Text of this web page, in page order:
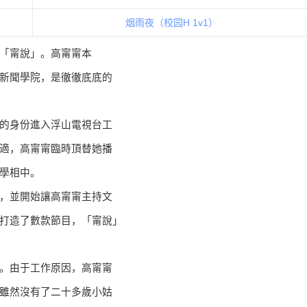
烟雨夜（校园H 1v1）
甯說」。高甯甯本
聞學院，是徹徹底底的
份進入浮山電視台工
，高甯甯臨時頂替她播
相中。
開始讓高甯甯主持文
造了數款節目，「甯說」
于工作原因，高甯甯
然沒有了二十多歲小姑